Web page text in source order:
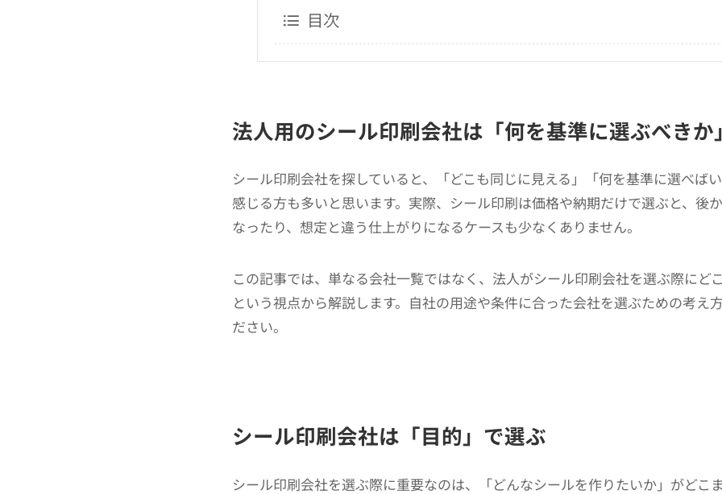
目次
法人用のシール印刷会社は「何を基準に選ぶべきか」
シール印刷会社を探していると、「どこも同じに見える」「何を基準に選べば
感じる方も多いと思います。実際、シール印刷は価格や納期だけで選ぶと、後
なったり、想定と違う仕上がりになるケースも少なくありません。
この記事では、単なる会社一覧ではなく、法人がシール印刷会社を選ぶ際にど
という視点から解説します。自社の用途や条件に合った会社を選ぶための考え
ださい。
シール印刷会社は「目的」で選ぶ
シール印刷会社を選ぶ際に重要なのは、「どんなシールを作りたいか」がどこ